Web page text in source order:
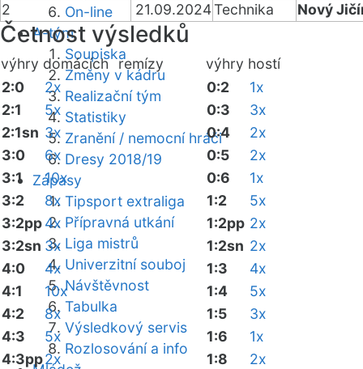
On-line
A-tým
Soupiska
Změny v kádru
Realizační tým
Statistiky
Zranění / nemocní hráči
Dresy 2018/19
Zápasy
Tipsport extraliga
Přípravná utkání
Liga mistrů
Univerzitní souboj
Návštěvnost
Tabulka
Výsledkový servis
Rozlosování a info
2
21.09.2024Technika Nový
Četnost výsledků
výhry domácíchremízy výhry hostí
2:0
2x
2:1
5x
2:1sn 3x
3:0
6x
3:1
10x
3:2
8x
3:2pp4x
3:2sn 3x
4:0
4x
4:1
10x
4:2
8x
4:3
5x
4:3pp2x
0:2
1x
0:3
3x
0:4
2x
0:5
2x
0:6
1x
1:2
5x
1:2pp 2x
1:2sn 2x
1:3
4x
1:4
5x
1:5
3x
1:6
1x
1:8
2x